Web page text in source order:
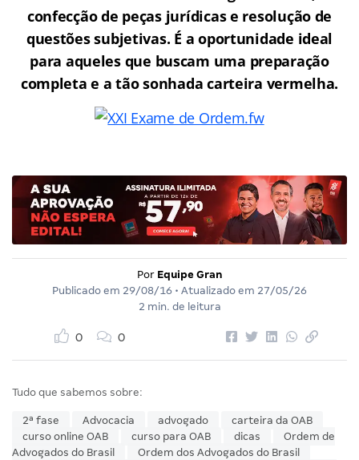
confecção de peças jurídicas e resolução de
questões subjetivas. É a oportunidade ideal
para aqueles que buscam uma preparação
completa e a tão sonhada carteira vermelha.
Por Equipe Gran
Publicado em 29/08/16 • Atualizado em 27/05/26
2 min. de leitura
0 0
Tudo que sabemos sobre:
2ª fase Advocacia advogado
carteira da OAB
curso online OAB
curso para OAB dicas
Ordem de
Advogados do Brasil
Ordem dos Advogados do Brasil